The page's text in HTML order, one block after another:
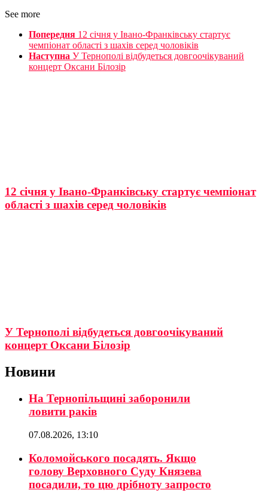
See more
Попередня 12 січня у Івано-Франківську стартує
чемпіонат області з шахів серед чоловіків
Наступна У Тернополі відбудеться довгоочікуваний
концерт Оксани Білозір
12 січня у Івано-Франківську стартує чемпіонат
області з шахів серед чоловіків
У Тернополі відбудеться довгоочікуваний
концерт Оксани Білозір
Новини
На Тернопільщині заборонили
ловити раків
07.08.2026, 13:10
Коломойського посадять. Якщо
голову Верховного Суду Князева
посадили, то цю дрібноту запросто